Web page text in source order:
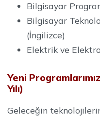
Bilgisayar
Bilgisayar
(İngilizce)
Elektrik ve
Yeni
Yılı)
Geleceğin